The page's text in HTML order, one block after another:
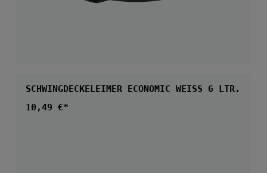
SCHWINGDECKELEIMER ECONOMIC WEISS 6 LTR.
Regulärer Preis:
10,49 €*